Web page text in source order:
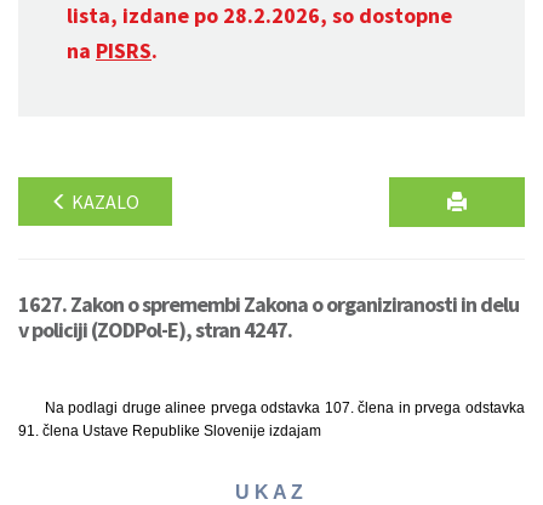
lista, izdane po 28.2.2026, so dostopne
na PISRS.
KAZALO
1627. Zakon o spremembi Zakona o organiziranosti in delu
v policiji (ZODPol-E), stran 4247.
Na podlagi druge alinee prvega odstavka 107. člena in prvega odstavka
91. člena Ustave Republike Slovenije izdajam
U K A Z